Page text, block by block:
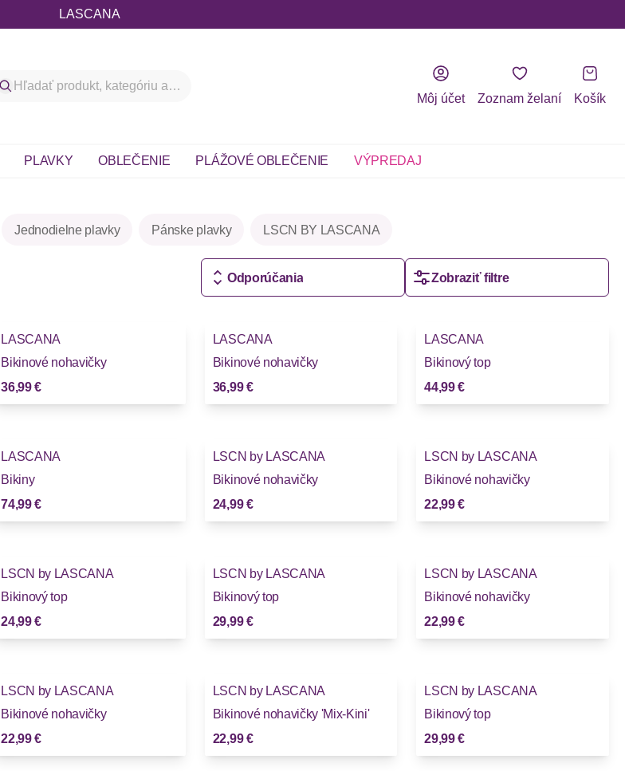
LASCANA
Môj účet Zoznam želaní Košík
PLAVKY OBLEČENIE PLÁŽOVÉ OBLEČENIE VÝPREDAJ
Jednodielne plavky Pánske plavky LSCN BY LASCANA
Odporúčania Zobraziť filtre
LASCANA
Bikinové nohavičky
36,99 €
LASCANA
Bikinové nohavičky
36,99 €
LASCANA
Bikinový top
44,99 €
LASCANA
Bikiny
74,99 €
LSCN by LASCANA
Bikinové nohavičky
24,99 €
LSCN by LASCANA
Bikinové nohavičky
22,99 €
LSCN by LASCANA
Bikinový top
24,99 €
LSCN by LASCANA
Bikinový top
29,99 €
LSCN by LASCANA
Bikinové nohavičky
22,99 €
LSCN by LASCANA
Bikinové nohavičky
22,99 €
LSCN by LASCANA
Bikinové nohavičky 'Mix-Kini'
22,99 €
LSCN by LASCANA
Bikinový top
29,99 €